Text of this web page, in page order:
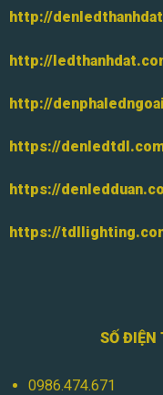
http://
http://
http://
https://
https://
https://
SỐ ĐIỆN
0986.474.671